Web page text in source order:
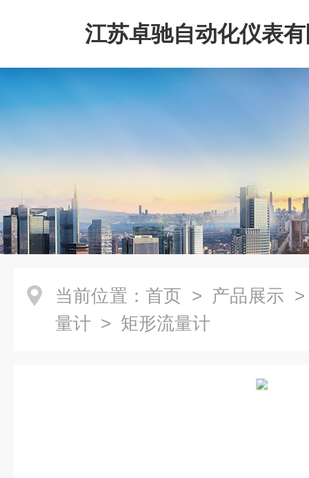
江苏卓驰自动化仪表
当前位置： 首页 > 产品展示
量计 > 矩形流量计